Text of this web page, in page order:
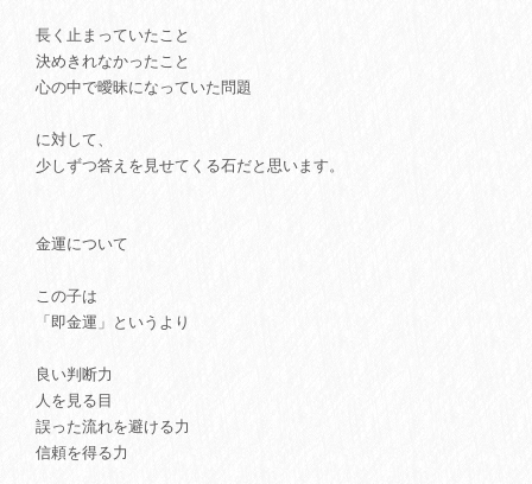
長く止まっていたこと
決めきれなかったこと
心の中で曖昧になっていた問題
に対して、
少しずつ答えを見せてくる石だと思います。
金運について
この子は
「即金運」というより
良い判断力
人を見る目
誤った流れを避ける力
信頼を得る力